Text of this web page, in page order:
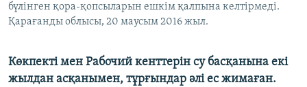
бүлінген қора-қопсыларын ешкім қалпына келтірмеді.
Қарағанды облысы, 20 маусым 2016 жыл.
Көкпекті мен Рабочий кенттерін су басқанына екі
жылдан асқанымен, тұрғындар әлі ес жимаған.